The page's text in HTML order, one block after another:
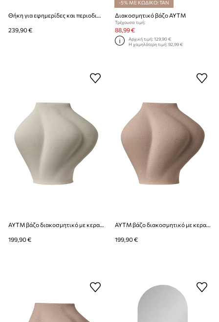
Θήκη για εφημερίδες και περιοδικά AYTM Curva
239,90 €
-5% ΜΕ ΚΩΔΙΚΟ: TAN
Διακοσμητικό βάζο AYTM
Τρέχουσα τιμή:
88,99 €
Αρχική τιμή:129,90 €
Η χαμηλότερη τιμή:92,99 €
199,90 € 199,90 €